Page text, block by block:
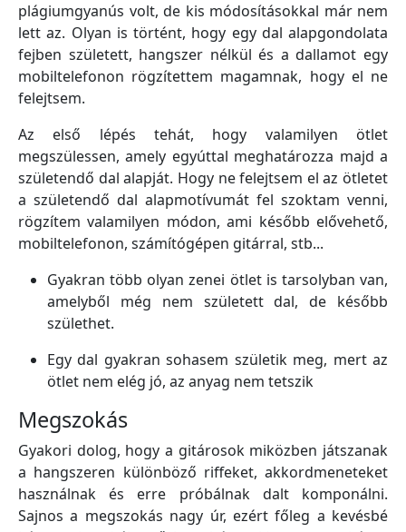
plágiumgyanús volt, de kis módosításokkal már nem
lett az. Olyan is történt, hogy egy dal alapgondolata
fejben született, hangszer nélkül és a dallamot egy
mobiltelefonon rögzítettem magamnak, hogy el ne
felejtsem.
Az első lépés tehát, hogy valamilyen ötlet
megszülessen, amely egyúttal meghatározza majd a
születendő dal alapját. Hogy ne felejtsem el az ötletet
a születendő dal alapmotívumát fel szoktam venni,
rögzítem valamilyen módon, ami később elővehető,
mobiltelefonon, számítógépen gitárral, stb...
Gyakran több olyan zenei ötlet is tarsolyban van,
amelyből még nem született dal, de később
születhet.
Egy dal gyakran sohasem születik meg, mert az
ötlet nem elég jó, az anyag nem tetszik
Megszokás
Gyakori dolog, hogy a gitárosok miközben játszanak
a hangszeren különböző riffeket, akkordmeneteket
használnak és erre próbálnak dalt komponálni.
Sajnos a megszokás nagy úr, ezért főleg a kevésbé